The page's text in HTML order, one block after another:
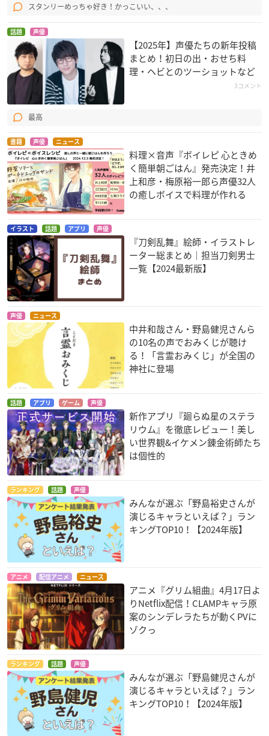
キン肉マンII世 ULTI
ジェイド
BLOOD+
PSYCHO-PASS サイ
コパス 3 FIRST INSP
ECTOR
宜野座伸元
o the World 夢
桐嶋夏也
コパス Sinners of th
e System Case.2 Fi
rst Guardian
宜野座伸元
PSYCHO-PASS サイ
コパス Sinners of th
e System Case.1 罪
と罰
宜野座伸元
RATION
同級生
佐条利人
映画 ハイ☆スピー
ド！－Free! Startin
g Days－
桐嶋夏也
攻殻機動隊 新劇場版
劇場版 PSYCHO-PA
SS サイコパス
宜野座伸元
聖闘士星矢 LEGEND
of SANCTUARY
一輝
HOST IN THE SHEL
L- 「border：1 Gho
st Pain」
劇場版 BLOOD-C Th カーニバル・ファン
スタンリーめっちゃ好き！かっこいい、、、
話題 声優
【2025年】声優たちの新年投稿
まとめ！初日の出・おせち料
理・ヘビとのツーショットなど
3コメント
最高
書籍 声優 ニュース
料理×音声『ボイレピ 心ときめ
く簡単朝ごはん』発売決定！井
上和彦・梅原裕一郎ら声優32人
の癒しボイスで料理が作れる
イラスト 話題 アプリ 声優
『刀剣乱舞』絵師・イラストレ
ーター総まとめ｜担当刀剣男士
一覧【2024最新版】
声優 ニュース
中井和哉さん・野島健児さんら
の10名の声でおみくじが聴け
る！「言霊おみくじ」が全国の
神社に登場
話題 アプリ ゲーム 声優
新作アプリ『廻らぬ星のステラ
リウム』を徹底レビュー！美し
い世界観&イケメン錬金術師たち
は個性的
ランキング 話題 声優
みんなが選ぶ「野島裕史さんが
演じるキャラといえば？」ラン
キングTOP10！【2024年版】
アニメ 配信アニメ ニュース
アニメ『グリム組曲』4月17日よ
りNetflix配信！CLAMPキャラ原
案のシンデレラたちが動くPVに
ゾクっ
ランキング 話題 声優
みんなが選ぶ「野島健児さんが
演じるキャラといえば？」ラン
キングTOP10！【2024年版】